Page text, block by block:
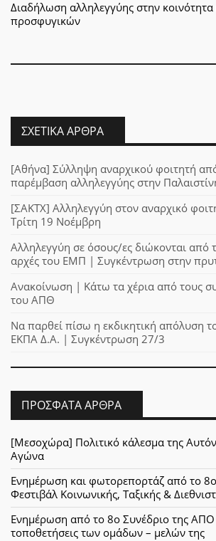
Διαδήλωση αλληλεγγύης στην
προσφυγικών
ΣΧΕΤΙΚΆ ΆΡΘΡΑ
[Αθήνα] Σύλληψη αναρχικού φοιτητή
παρέμβαση αλληλεγγύης στην
[ΣΑΚΤΧ] Αλληλεγγύη στον αναρχικό
Τρίτη 19 Νοέμβρη
Αλληλεγγύη σε όσους/ες διώκονται από
αρχές του ΕΜΠ | Συγκέντρωση στην
Ανακοίνωση | Κάτω τα χέρια από τους
του ΑΠΘ
Να παρθεί πίσω η εκδικητική απόλυση
ΕΚΠΑ Δ.Α. | Συγκέντρωση 27/3
ΠΡΌΣΦΑΤΑ ΆΡΘΡΑ
[Μεσοχώρα] Πολιτικό κάλεσμα της
Αγώνα
Ενημέρωση και φωτορεπορτάζ από το
Φεστιβάλ Κοινωνικής, Ταξικής &
Ενημέρωση από το 8ο Συνέδριο της
τοποθετήσεις των ομάδων – μελών της